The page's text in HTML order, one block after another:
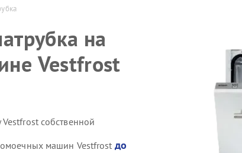
на
Vestfrost
собственной
машин Vestfrost до